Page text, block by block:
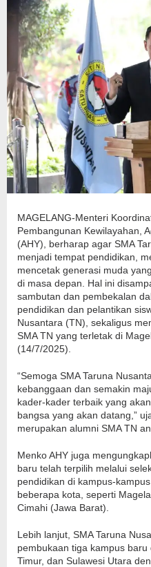
MAGELANG-Menteri
Pembangunan Kewilayahan,
(AHY), berharap agar SMA
menjadi tempat pendidikan,
mencetak generasi muda
di masa depan. Hal ini
sambutan dan pembekalan
pendidikan dan pelantikan
Nusantara (TN), sekaligus
SMA TN yang terletak di
(14/7/2025).
“Semoga SMA Taruna
kebanggaan dan semakin
kader-kader terbaik yang
bangsa yang akan datang,”
merupakan alumni SMA TN
Menko AHY juga
baru telah terpilih melalui
pendidikan di kampus-
beberapa kota, seperti
Cimahi (Jawa Barat).
Lebih lanjut, SMA Taruna
pembukaan tiga kampus
Timur, dan Sulawesi Utara